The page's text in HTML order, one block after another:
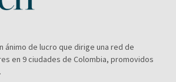
ánimo de lucro que dirige una red de
en 9 ciudades de Colombia, promovidos